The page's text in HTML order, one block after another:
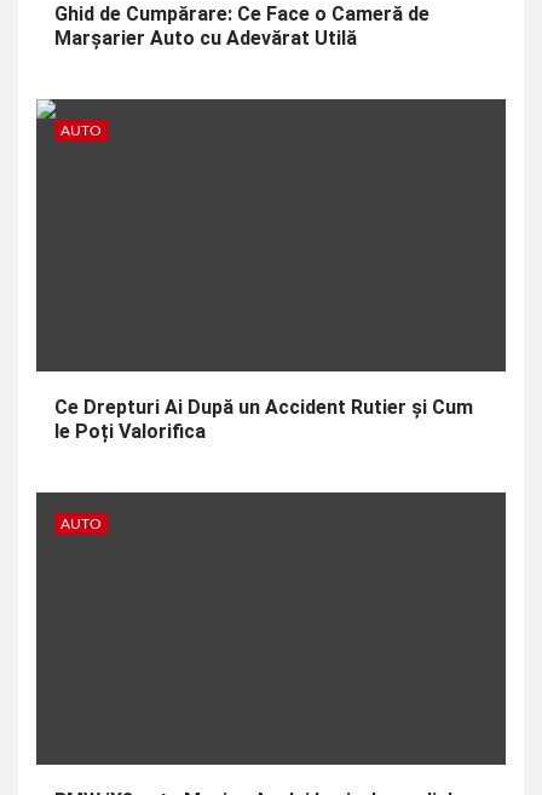
Ghid de Cumpărare: Ce Face o Cameră de
Marșarier Auto cu Adevărat Utilă
AUTO
Ce Drepturi Ai După un Accident Rutier și Cum
le Poți Valorifica
AUTO